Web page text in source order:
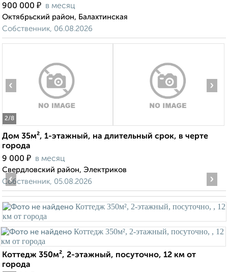
900 000 ₽ в месяц
Октябрьский район, Балахтинская
Собственник, 06.08.2026
2/8
‹ ›
Дом 35м², 1-этажный, на длительный срок, в черте
города
9 000 ₽ в месяц
Свердловский район, Электриков
Собственник, 05.08.2026
‹ ›
Коттедж 350м², 2-этажный, посуточно, 12 км от
города